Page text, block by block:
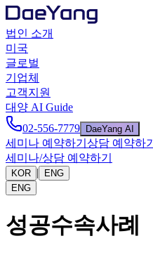
법인 소개
미국
글로벌
기업체
고객지원
대양 AI Guide
02-556-7779
DaeYang AI
세미나 예약하기 상담 예약하기
세미나/상담 예약하기
KOR |
ENG
ENG
성공수속사례